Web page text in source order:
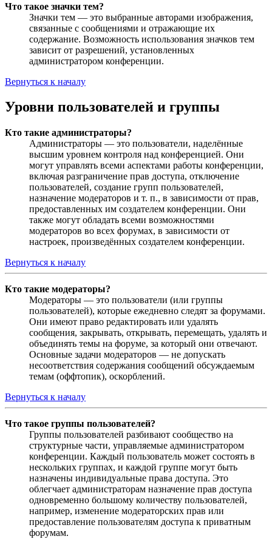
Что такое значки тем?
Значки тем — это выбранные авторами изображения,
связанные с сообщениями и отражающие их
содержание. Возможность использования значков тем
зависит от разрешений, установленных
администратором конференции.
Вернуться к началу
Уровни пользователей и группы
Кто такие администраторы?
Администраторы — это пользователи, наделённые
высшим уровнем контроля над конференцией. Они
могут управлять всеми аспектами работы конференции,
включая разграничение прав доступа, отключение
пользователей, создание групп пользователей,
назначение модераторов и т. п., в зависимости от прав,
предоставленных им создателем конференции. Они
также могут обладать всеми возможностями
модераторов во всех форумах, в зависимости от
настроек, произведённых создателем конференции.
Вернуться к началу
Кто такие модераторы?
Модераторы — это пользователи (или группы
пользователей), которые ежедневно следят за форумами.
Они имеют право редактировать или удалять
сообщения, закрывать, открывать, перемещать, удалять и
объединять темы на форуме, за который они отвечают.
Основные задачи модераторов — не допускать
несоответствия содержания сообщений обсуждаемым
темам (оффтопик), оскорблений.
Вернуться к началу
Что такое группы пользователей?
Группы пользователей разбивают сообщество на
структурные части, управляемые администратором
конференции. Каждый пользователь может состоять в
нескольких группах, и каждой группе могут быть
назначены индивидуальные права доступа. Это
облегчает администраторам назначение прав доступа
одновременно большому количеству пользователей,
например, изменение модераторских прав или
предоставление пользователям доступа к приватным
форумам.